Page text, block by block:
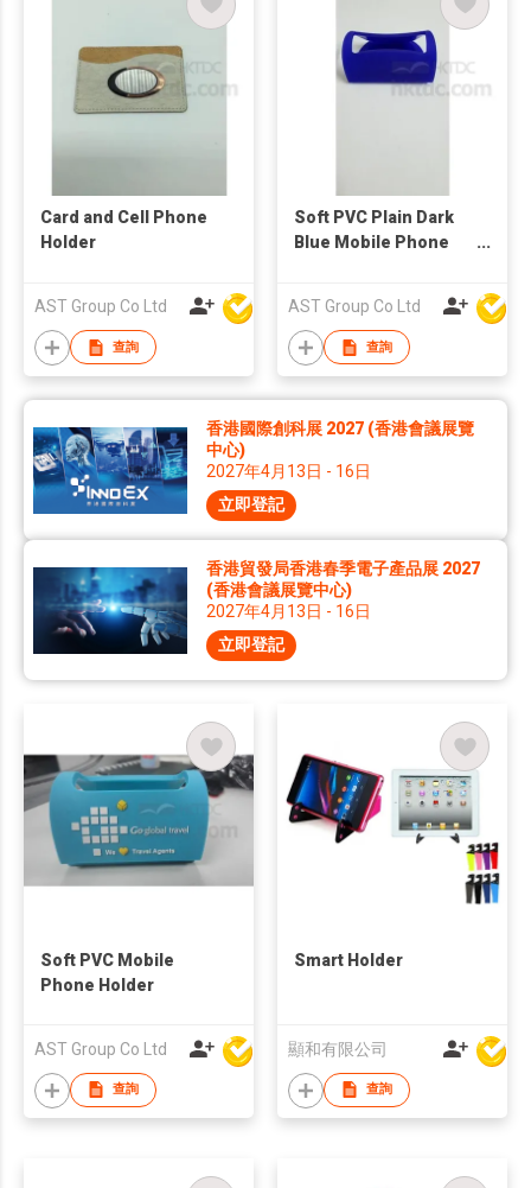
Card and Cell Phone
Holder
AST Group Co Ltd
查詢
Soft PVC Plain Dark
Blue Mobile Phone
AST Group Co Ltd
查詢
香港國際創科展 2027 (香港會議展覽
中心)
2027年4月13日 - 16日
立即登記
香港貿發局香港春季電子產品展 2027
(香港會議展覽中心)
2027年4月13日 - 16日
立即登記
Soft PVC Mobile
Phone Holder
AST Group Co Ltd
查詢
Smart Holder
顯和有限公司
查詢